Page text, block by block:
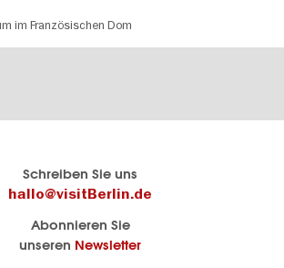
im Französischen Dom
Schreiben Sie uns
hallo@visitBerlin.de
Abonnieren Sie
unseren Newsletter